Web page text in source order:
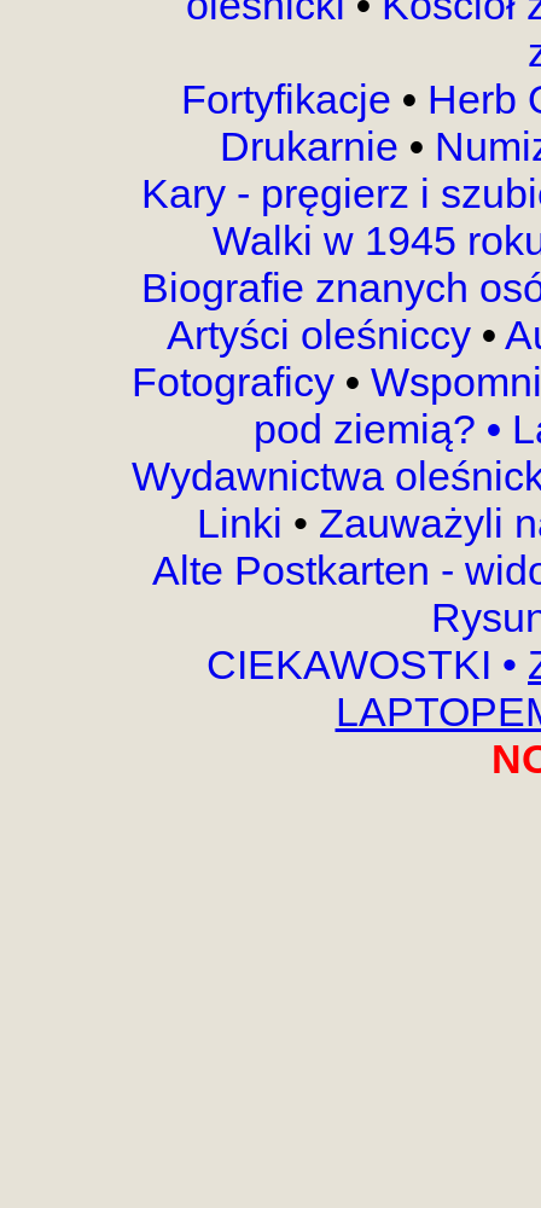
Fortyfikacje • Herb
Drukarnie •
Kary - pręgierz i
Walki w 1945
Biografie znanych
Artyści oleśniccy •
Fotograficy •
pod ziemią? •
Wydawnictwa
Linki • Zauważyli
Alte Postkarten -
CIEKAWOSTKI •